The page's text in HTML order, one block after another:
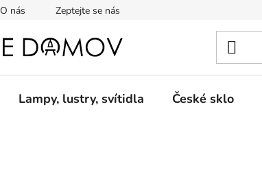
O nás Zeptejte se nás
Lampy, lustry, svítidla České sklo